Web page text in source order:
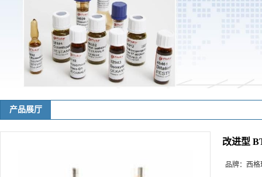
产品展厅
改进型
品牌： 西格